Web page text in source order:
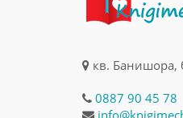
кв. Банишора,
0887 90 45 78